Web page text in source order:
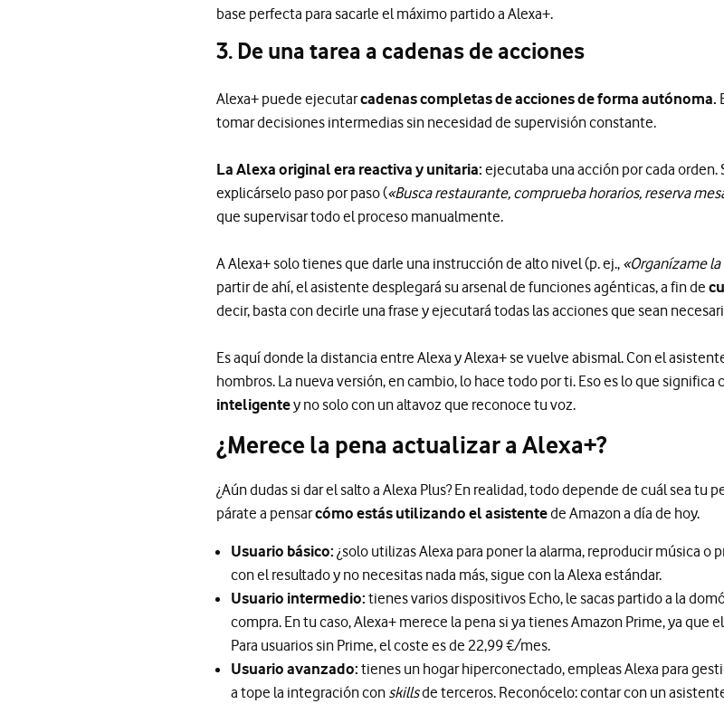
base perfecta para sacarle el máximo partido a Alexa+.
3. De una tarea a cadenas de acciones
Alexa+ puede ejecutarcadenas completas de acciones de forma autónoma.
tomar decisiones intermedias sin necesidad de supervisión constante.
La Alexa original era reactiva y unitaria: ejecutaba una acción por cada orden.
explicárselo paso por paso («Busca restaurante, comprueba horarios, reserva
que supervisar todo el proceso manualmente.
A Alexa+ solo tienes que darle una instrucción de alto nivel (p. ej., «Organízame
partir de ahí, el asistente desplegará su arsenal de funciones agénticas, a fin de
decir, basta con decirle una frase y ejecutará todas las acciones que sean
Es aquí donde la distancia entre Alexa y Alexa+ se vuelve abismal. Con el
hombros. La nueva versión, en cambio, lo hace todo por ti. Eso es lo que significa
inteligentey no solo con un altavoz que reconoce tu voz.
¿Merece la pena actualizar a Alexa+?
¿Aún dudas si dar el salto a Alexa Plus? En realidad, todo depende de cuál sea tu
párate a pensarcómo estás utilizando el asistentede Amazon a día de hoy.
Usuario básico: ¿solo utilizas Alexa para poner la alarma, reproducir música o
con el resultado y no necesitas nada más, sigue con la Alexa estándar.
Usuario intermedio: tienes varios dispositivos Echo, le sacas partido a la
compra. En tu caso, Alexa+ merece la pena si ya tienes Amazon Prime, ya que
Para usuarios sin Prime, el coste es de 22,99 €/mes.
Usuario avanzado: tienes un hogar hiperconectado, empleas Alexa para
a tope la integración con skillsde terceros. Reconócelo: contar con un